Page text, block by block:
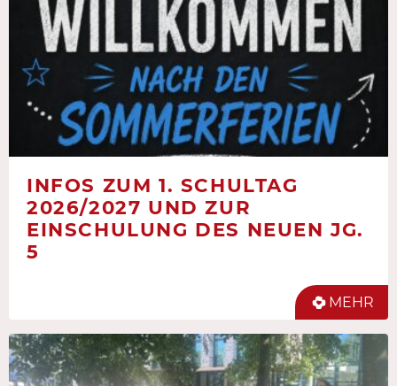
INFOS ZUM 1. SCHULTAG
2026/2027 UND ZUR
EINSCHULUNG DES NEUEN JG.
5
MEHR